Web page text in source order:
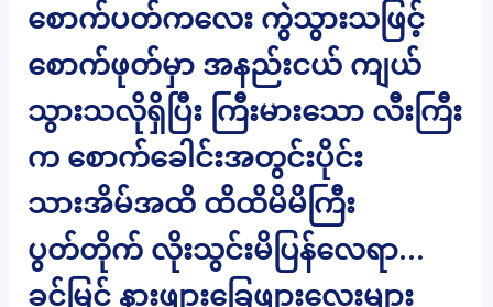
စောက်ပတ်ကလေး ကွဲသွားသဖြင့်
စောက်ဖုတ်မှာ အနည်းငယ် ကျယ်
သွားသလိုရှိပြီး ကြီးမားသော လီးကြီး
က စောက်ခေါင်းအတွင်းပိုင်း
သားအိမ်အထိ ထိထိမိမိကြီး
ပွတ်တိုက် လိုးသွင်းမိပြန်လေရာ…
ခင်မြင့် နားဖျားခြေဖျားလေးများ